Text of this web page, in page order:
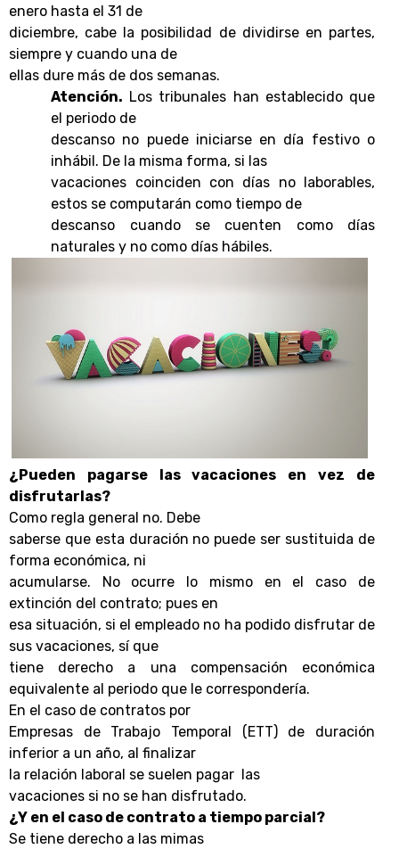
enero hasta el 31 de
diciembre, cabe la posibilidad de dividirse en partes,
siempre y cuando una de
ellas dure más de dos semanas.
Atención. Los tribunales han establecido que
el periodo de
descanso no puede iniciarse en día festivo o
inhábil. De la misma forma, si las
vacaciones coinciden con días no laborables,
estos se computarán como tiempo de
descanso cuando se cuenten como días
naturales y no como días hábiles.
¿Pueden pagarse las vacaciones en vez de
disfrutarlas?
Como regla general no. Debe
saberse que esta duración no puede ser sustituida de
forma económica, ni
acumularse. No ocurre lo mismo en el caso de
extinción del contrato; pues en
esa situación, si el empleado no ha podido disfrutar de
sus vacaciones, sí que
tiene derecho a una compensación económica
equivalente al periodo que le correspondería.
En el caso de contratos por
Empresas de Trabajo Temporal (ETT) de duración
inferior a un año, al finalizar
la relación laboral se suelen pagar
las
vacaciones si no se han disfrutado.
¿Y en el caso de contrato a tiempo parcial?
Se tiene derecho a las mimas